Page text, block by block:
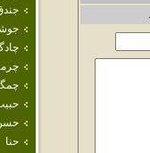
حسن
حنا